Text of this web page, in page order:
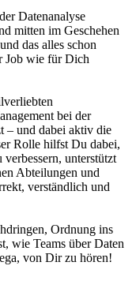
Datenanalyse
mitten im Geschehen
das alles schon
Job wie für Dich
bei der
– und dabei aktiv die
Rolle hilfst Du dabei,
unterstützt
Abteilungen und
verständlich und
Ordnung ins
wie Teams über Daten
von Dir zu hören!